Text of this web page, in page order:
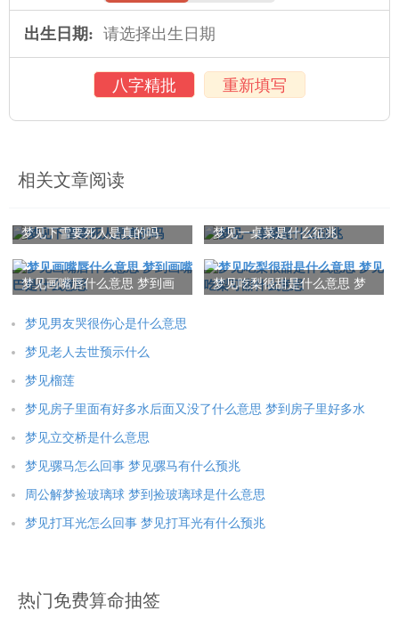
出生日期:
八字精批 重新填写
相关文章阅读
梦见下雪要死人是真的吗 梦见一桌菜是什么征兆
梦见画嘴唇什么意思 梦到画
梦见吃梨很甜是什么意思 梦
梦见男友哭很伤心是什么意思
梦见老人去世预示什么
梦见榴莲
梦见房子里面有好多水后面又没了什么意思 梦到房子里好多水
梦见立交桥是什么意思
梦见骡马怎么回事 梦见骡马有什么预兆
周公解梦捡玻璃球 梦到捡玻璃球是什么意思
梦见打耳光怎么回事 梦见打耳光有什么预兆
热门免费算命抽签